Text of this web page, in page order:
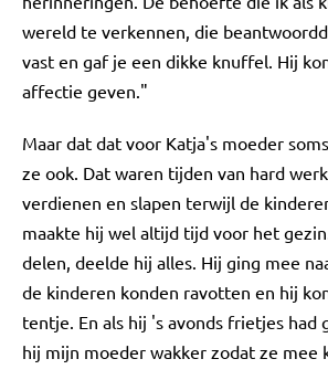
wereld te verkennen, die
vast en gaf je een dikke knuffel. Hij
affectie geven."
Maar dat dat voor Katja's moeder
ze ook. Dat waren tijden van hard
verdienen en slapen terwijl de
maakte hij wel altijd tijd voor het
delen, deelde hij alles. Hij ging mee
de kinderen konden ravotten en hij
tentje. En als hij 's avonds frietjes had
hij mijn moeder wakker zodat ze mee